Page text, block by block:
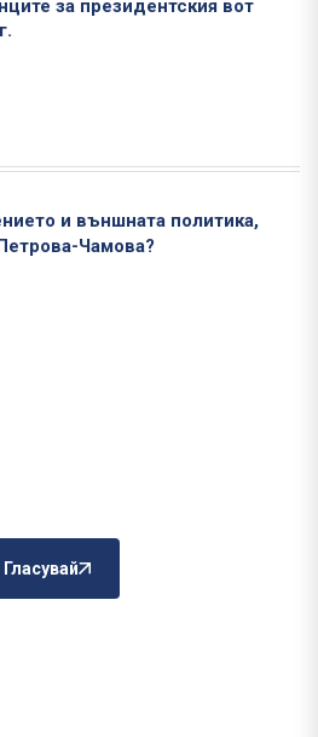
за президентския вот
и външната политика,
Чамова?
Гласувай